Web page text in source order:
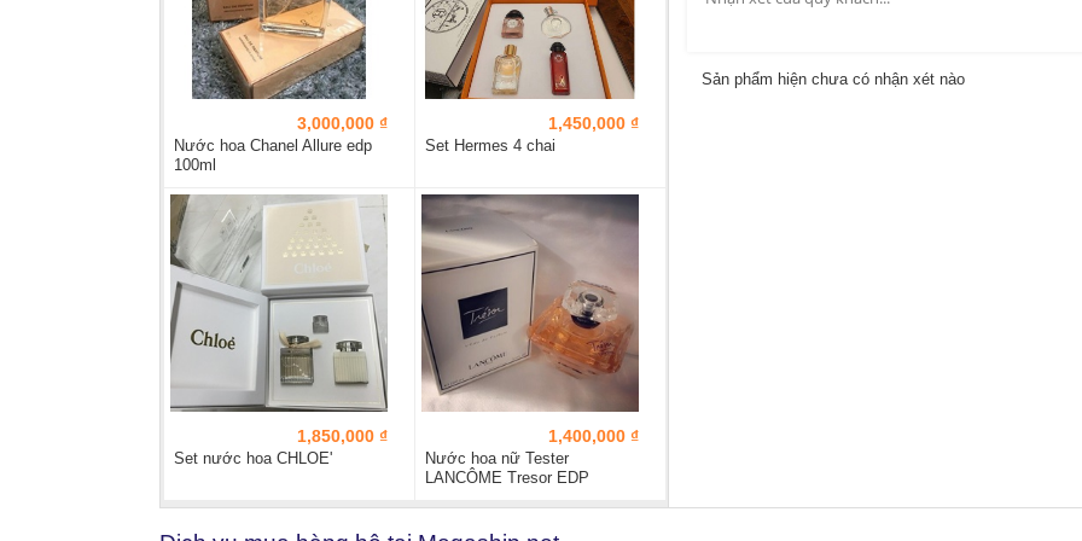
3,000,000 ₫
Nước hoa Chanel Allure edp
100ml
1,450,000 ₫
Set Hermes 4 chai
1,850,000 ₫
Set nước hoa CHLOE'
1,400,000 ₫
Nước hoa nữ Tester
LANCÔME Tresor EDP
Sản phẩm hiện chưa có nhận xét nào